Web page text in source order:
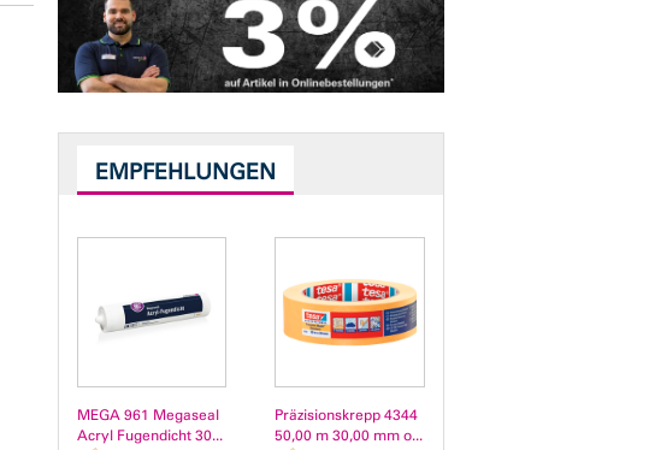
EMPFEHLUNGEN
MEGA 961 Megaseal
Acryl Fugendicht 30...
Präzisionskrepp 4344
50,00 m 30,00 mm o...